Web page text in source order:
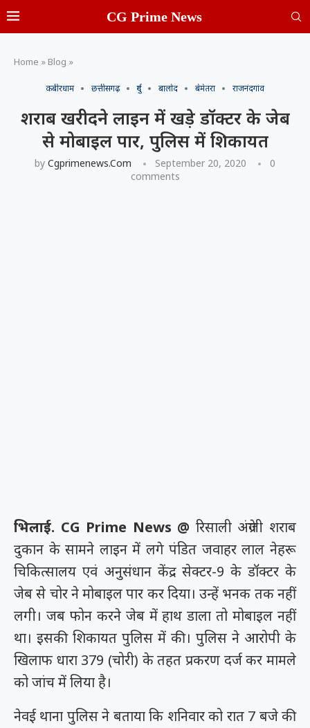
CG Prime News
Home » Blog »
कबीरधाम छत्तीसगढ़ दुर्ग बालोद बेमेतरा राजनंदगांव
शराब खरीदने लाइन में खड़े डॉक्टर के जेब
से मोबाइल पार, पुलिस में शिकायत
by Cgprimenews.com September 20, 2020
0
comments
भिलाई. CG Prime News @ रिसाली अंग्रेजी शराब
दुकान के सामने लाइन में लगे पंडित जवाहर लाल नेहरू
चिकित्सालय एवं अनुसंधान केंद्र सेक्टर-9 के डॉक्टर के
जेब से चोर ने मोबाइल पार कर दिया। उन्हें भनक तक नहीं
लगी। जब फोन करने जेब में हाथ डाला तो मोबाइल नहीं
था। इसकी शिकायत पुलिस में की। पुलिस ने आरोपी के
खिलाफ धारा 379 (चोरी) के तहत प्रकरण दर्ज कर मामले
को जांच में लिया है।
नेवई थाना पुलिस ने बताया कि शनिवार को रात 7 बजे की